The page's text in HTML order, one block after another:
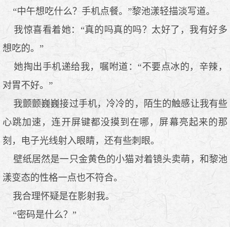
“中午想吃什么？手机点餐。”黎池漾轻描淡写道。
我惊喜看着她：“真的吗真的吗？太好了，我有好多
想吃的。”
她掏出手机递给我，嘱咐道：“不要点冰的，辛辣，
对胃不好。”
我颤颤巍巍接过手机，冷冷的，陌生的触感让我有些
心跳加速，连开屏键都没摸到在哪，屏幕亮起来的那
刻，电子光线射入眼睛，还有些刺眼。
壁纸居然是一只金黄色的小猫对着镜头卖萌，和黎池
漾变态的性格一点也不符合。
我合理怀疑是在影射我。
“密码是什么？”